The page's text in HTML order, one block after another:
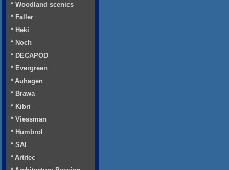
* Woodland scenics
* Faller
* Heki
* Noch
* DECAPOD
* Evergreen
* Auhagen
* Brawa
* Kibri
* Viessman
* Humbrol
* SAI
* Artitec